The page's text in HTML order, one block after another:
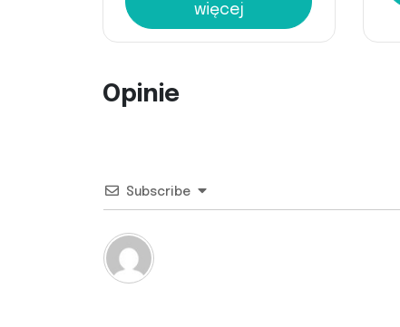
więcej
Opinie
Subscribe